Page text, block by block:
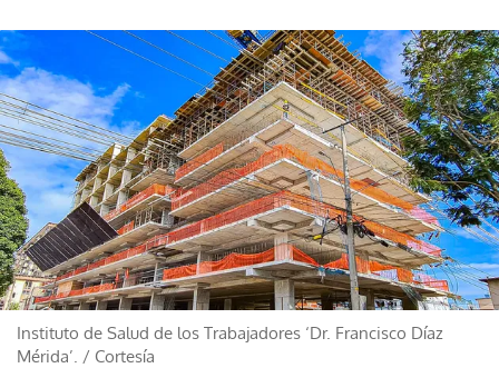
Instituto de Salud de los Trabajadores ‘Dr. Francisco Díaz
Mérida’. / Cortesía